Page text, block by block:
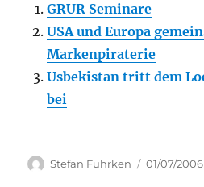
GRUR Seminare
USA und Europa
Markenpiraterie
Usbekistan tritt dem
bei
Author
Stefan Fuhrken
Posted
01/07/2006